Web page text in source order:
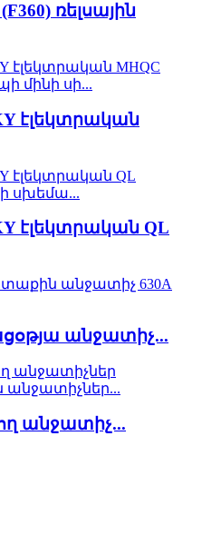
ռելսային
էլեկտրական
էլեկտրական QL
անջատիչ...
անջատիչ...